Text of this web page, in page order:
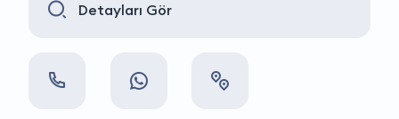
Detayları Gör